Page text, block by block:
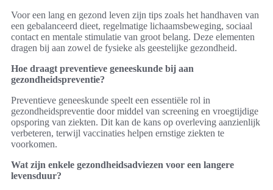
Voor een lang en gezond leven zijn tips zoals het handhaven van
een gebalanceerd dieet, regelmatige lichaamsbeweging, sociaal
contact en mentale stimulatie van groot belang. Deze elementen
dragen bij aan zowel de fysieke als geestelijke gezondheid.
Hoe draagt preventieve geneeskunde bij aan
gezondheidspreventie?
Preventieve geneeskunde speelt een essentiële rol in
gezondheidspreventie door middel van screening en vroegtijdige
opsporing van ziekten. Dit kan de kans op overleving aanzienlijk
verbeteren, terwijl vaccinaties helpen ernstige ziekten te
voorkomen.
Wat zijn enkele gezondheidsadviezen voor een langere
levensduur?